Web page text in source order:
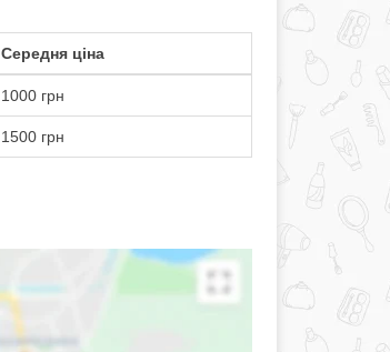
Середня ціна
1000 грн
1500 грн